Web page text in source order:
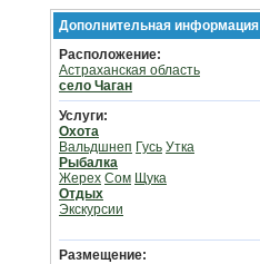
Дополнительная информация
Расположение:
Астраханская область
село Чаган
Услуги:
Охота
Вальдшнеп Гусь Утка
Рыбалка
Жерех Сом Щука
Отдых
Экскурсии
Размещение: